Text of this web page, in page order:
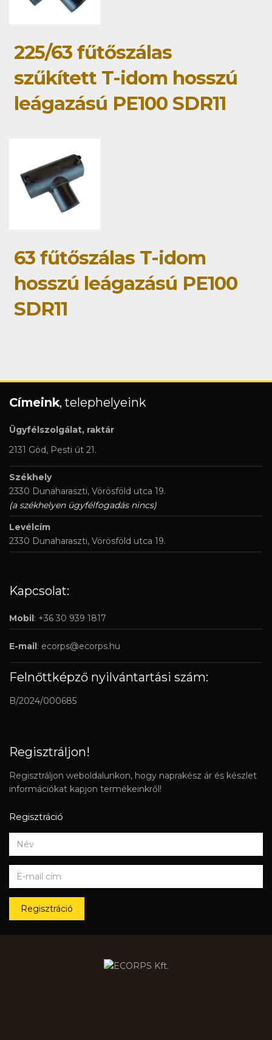
225/63 fűtőszálas
szűkített T-idom hosszú
leágazású PE100 SDR11
63 fűtőszálas T-idom
hosszú leágazású PE100
SDR11
Címeink, telephelyeink
Ügyfélszolgálat, raktár
2131 Göd, Pesti út 21.
Székhely
2330 Dunaharaszti, Vörösföld utca 19.
(a székhelyen ügyfélfogadás nincs)
Levélcím
2330 Dunaharaszti, Vörösföld utca 19.
Kapcsolat:
Mobil: +36 30 939 1817
E-mail: ecorps@ecorps.hu
Felnőttképző nyilvántartási szám:
B/2024/000685
Regisztráljon!
Regisztráljon weboldalunkon, hogy naprakész ár és készlet
információkat kapjon termékeinkről!
Regisztráció
Regisztráció